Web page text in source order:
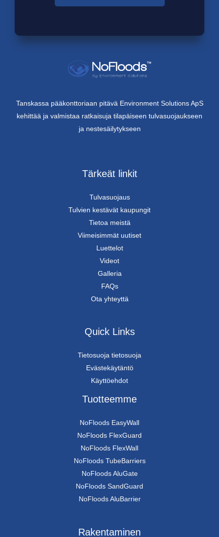
Tanskassa pääkonttoriaan pitävä Environment Solutions ApS
kehittää ja valmistaa ratkaisuja tilapäiseen tulvasuojaukseen
ja nestesäilytykseen
Tärkeät linkit
Tulvasuojaus
Tulvien kestävät kaupungit
Tietoa meistä
Viimeisimmät uutiset
Luettelot
Videot
Galleria
FAQs
Ota yhteyttä
Quick Links
Tietosuoja tietosuoja
Evästekäytäntö
Käyttöehdot
Tuotteemme
NoFloods EasyWall
NoFloods FlexGuard
NoFloods FlexWall
NoFloods TubeBarriers
NoFloods AluGate
NoFloods SandGuard
NoFloods AluBarrier
Rakentaminen